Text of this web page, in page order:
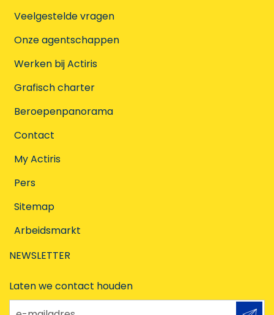
Veelgestelde vragen
Onze agentschappen
Werken bij Actiris
Grafisch charter
Beroepenpanorama
Contact
My Actiris
Pers
Sitemap
Arbeidsmarkt
NEWSLETTER
Laten we contact houden
e-mailadres